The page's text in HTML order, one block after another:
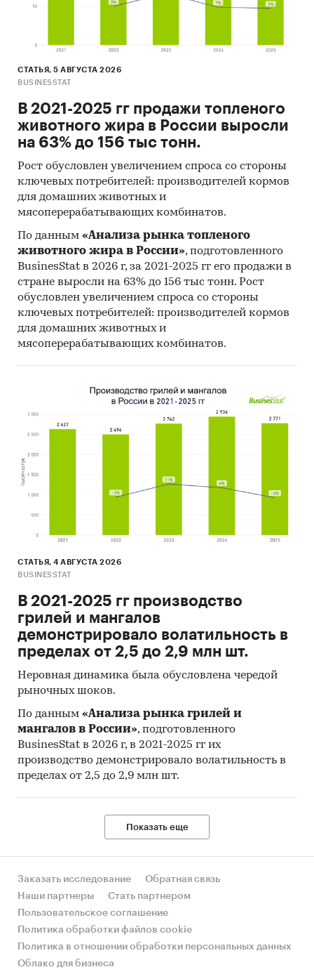
СТАТЬЯ, 5 АВГУСТА 2026
BUSINESSTAT
В 2021-2025 гг продажи топленого
животного жира в России выросли
на 63% до 156 тыс тонн.
Рост обусловлен увеличением спроса со стороны
ключевых потребителей: производителей кормов
для домашних животных и
мясоперерабатывающих комбинатов.
По данным «Анализа рынка топленого
животного жира в России», подготовленного
BusinesStat в 2026 г, за 2021-2025 гг его продажи в
стране выросли на 63% до 156 тыс тонн. Рост
обусловлен увеличением спроса со стороны
ключевых потребителей: производителей кормов
для домашних животных и
мясоперерабатывающих комбинатов.
СТАТЬЯ, 4 АВГУСТА 2026
BUSINESSTAT
В 2021-2025 гг производство
грилей и мангалов
демонстрировало волатильность в
пределах от 2,5 до 2,9 млн шт.
Неровная динамика была обусловлена чередой
рыночных шоков.
По данным «Анализа рынка грилей и
мангалов в России», подготовленного
BusinesStat в 2026 г, в 2021-2025 гг их
производство демонстрировало волатильность в
пределах от 2,5 до 2,9 млн шт.
Показать еще
Заказать исследование
Обратная связь
Наши партнеры
Стать партнером
Пользовательское соглашение
Политика обработки файлов cookie
Политика в отношении обработки персональных данных
Облако для бизнеса